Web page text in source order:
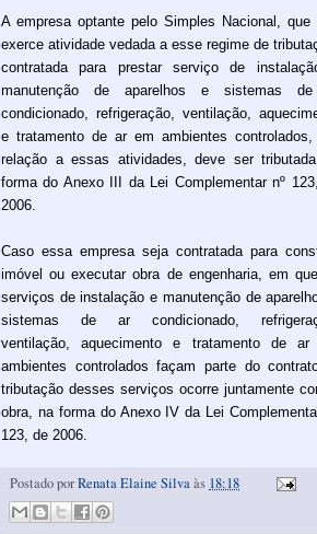
A empresa optante pelo Simples Nacional, que
exerce atividade vedada a esse regime de
contratada para prestar serviço de
manutenção de aparelhos e sistemas
condicionado, refrigeração, ventilação,
e tratamento de ar em ambientes
relação a essas atividades, deve ser
forma do Anexo III da Lei Complementar nº
2006.
Caso essa empresa seja contratada para
imóvel ou executar obra de engenharia, em
serviços de instalação e manutenção de
sistemas de ar condicionado,
ventilação, aquecimento e tratamento de ar
ambientes controlados façam parte do
tributação desses serviços ocorre juntamente
obra, na forma do Anexo IV da Lei
123, de 2006.
Postado porRenata Elaine Silvaàs 18:18